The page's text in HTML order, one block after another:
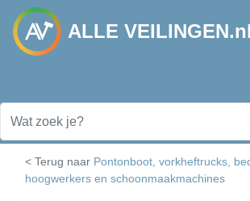
ALLE VEILINGEN.nl
< Terug naar Pontonboot, vorkheftrucks,
hoogwerkers en schoonmaakmachines